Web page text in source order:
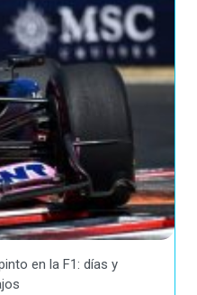
en la F1: días y